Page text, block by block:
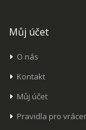
Můj účet
O nás
Kontakt
Můj účet
Pravidla pro